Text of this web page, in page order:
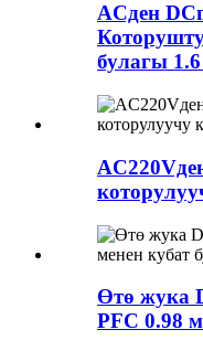
ACден
булагы
Өтө жука
PFC 0.98